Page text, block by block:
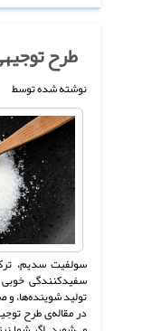
طرح
نوشته شده توسط
سولفیت سدیم،
سفیدکنندگی
تولید شوینده‌ها،
در مقاله‌ی طرح